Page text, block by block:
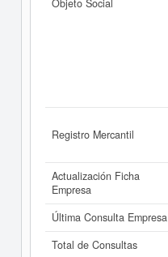
Objeto Social
Registro Mercantil
Actualización Ficha
Empresa
Última Consulta Empresa
Total de Consultas